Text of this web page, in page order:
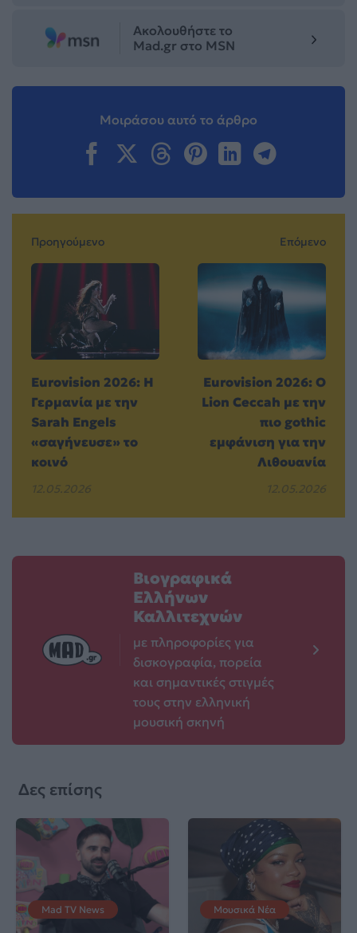
Ακολουθήστε το
Mad.gr στο MSN
Μοιράσου αυτό το άρθρο
Προηγούμενο
Eurovision 2026: Η
Γερμανία με την
Sarah Engels
«σαγήνευσε» το
κοινό
12.05.2026
Επόμενο
Eurovision 2026: Ο
Lion Ceccah με την
πιο gothic
εμφάνιση για την
Λιθουανία
12.05.2026
Βιογραφικά
Ελλήνων
Καλλιτεχνών
με πληροφορίες για
δισκογραφία, πορεία
και σημαντικές στιγμές
τους στην ελληνική
μουσική σκηνή
Δες επίσης
Mad TV News Μουσικά Νέα